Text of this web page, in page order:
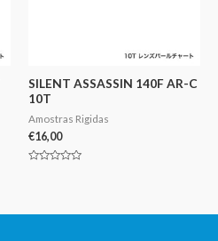
SILENT ASSASSIN 140F AR-C
10T
Amostras Rigidas
€16,00